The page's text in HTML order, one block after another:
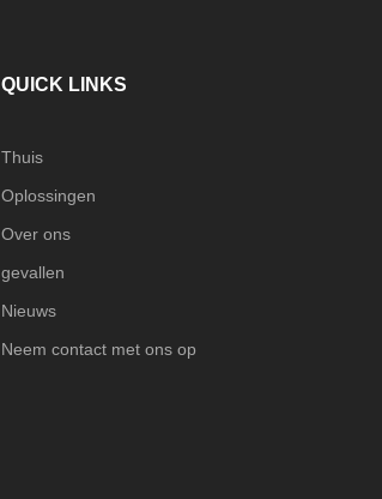
QUICK LINKS
Thuis
Oplossingen
Over ons
gevallen
Nieuws
Neem contact met ons op